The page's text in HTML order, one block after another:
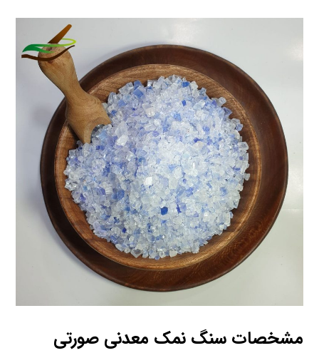
مشخصاتسنگ نمک معدنی صورتی